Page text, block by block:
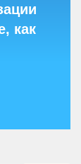
как